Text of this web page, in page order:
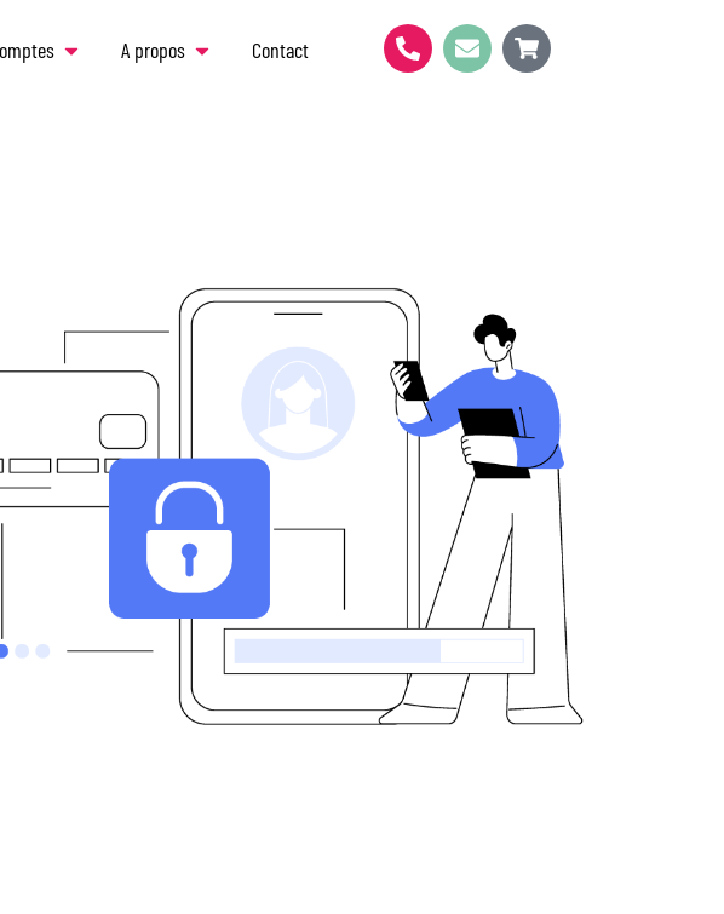
A propos Contact